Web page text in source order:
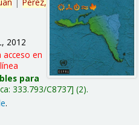
2012
acceso en
para
333.793/C8737 (2).
.